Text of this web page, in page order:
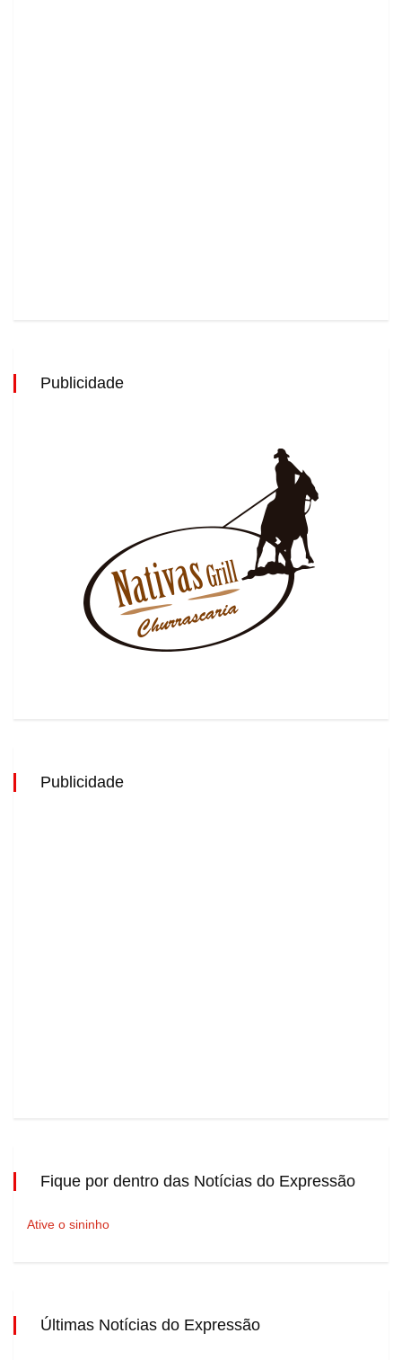
Publicidade
Publicidade
Fique por dentro das Notícias do Expressão
Ative o sininho
Últimas Notícias do Expressão